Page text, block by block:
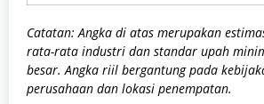
Catatan: Angka di atas merupakan
rata-rata industri dan standar upah
besar. Angka riil bergantung pada
perusahaan dan lokasi penempatan.